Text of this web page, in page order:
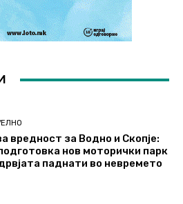
вредност за Водно и Скопје:
нов моторички парк
паднати во невремето